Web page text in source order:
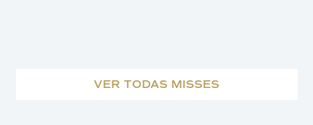
VER TODAS MISSES